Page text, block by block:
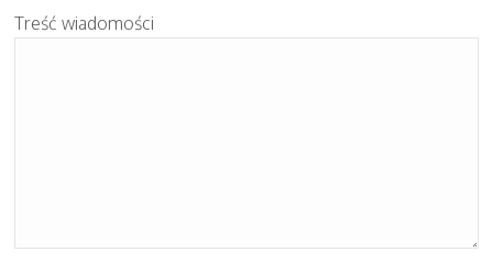
Treść wiadomości